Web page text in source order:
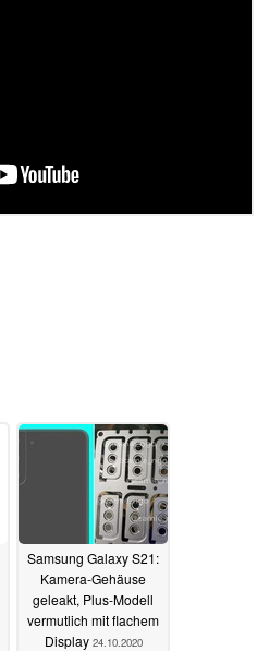
Samsung Galaxy S21:
Kamera-Gehäuse
geleakt, Plus-Modell
vermutlich mit flachem
Display 24.10.2020